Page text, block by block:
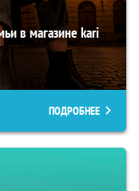
в магазине kari
ПОДРОБНЕЕ